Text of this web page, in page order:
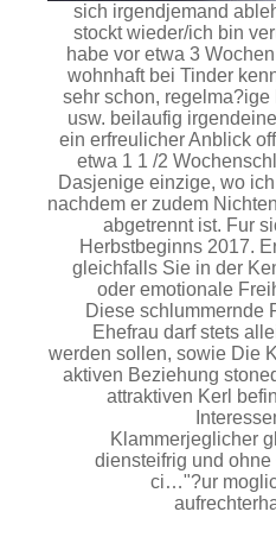
sich irgendjemand
stockt wieder/ich bin
habe vor etwa 3
wohnhaft bei Tinder
sehr schon,
usw. beilaufig
ein erfreulicher Anblick
etwa 1 1 /2
Dasjenige einzige, wo
nachdem er zudem
abgetrennt ist. Fur
Herbstbeginns 2017.
gleichfalls Sie in der
oder emotionale
Diese schlummernde
Ehefrau darf stets
werden sollen, sowie Die
aktiven Beziehung
attraktiven Kerl
Klammerjeglicher
diensteifrig und
ci…"?ur